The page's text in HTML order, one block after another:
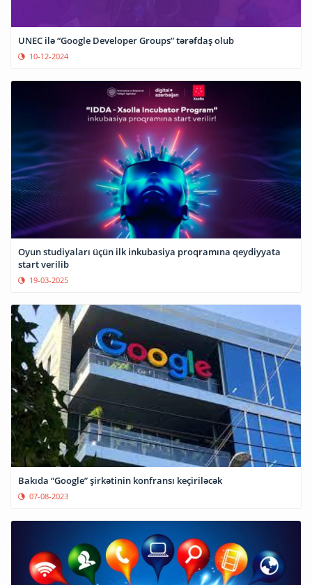
UNEC ilə “Google Developer Groups” tərəfdaş olub
10-12-2024
Oyun studiyaları üçün ilk inkubasiya proqramına qeydiyyata
start verilib
19-03-2025
Bakıda “Google” şirkətinin konfransı keçiriləcək
07-08-2023